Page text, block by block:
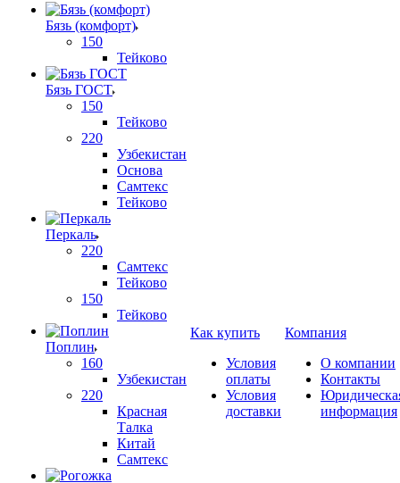
Бязь (комфорт)
150
Тейково
Бязь ГОСТ
150
Тейково
220
Узбекистан
Основа
Самтекс
Тейково
Перкаль
220
Самтекс
Тейково
150
Тейково
Поплин
160
Узбекистан
220
Красная
Талка
Китай
Самтекс
Как купить
Условия
оплаты
Условия
доставки
Компания
О компании
Контакты
информация